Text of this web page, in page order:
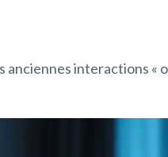
interactions «